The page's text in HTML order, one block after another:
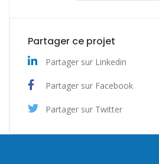
Partager ce projet
Partager sur Linkedin
Partager sur Facebook
Partager sur Twitter